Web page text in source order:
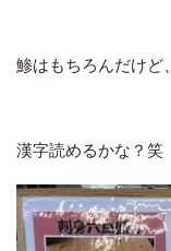
鯵はもちろんだけど
漢字読めるかな？笑